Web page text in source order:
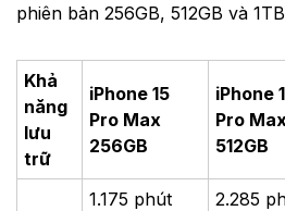
phiên bản 256GB, 512GB và
Khả
năng
lưu
trữ
iPhone 15
Pro Max
256GB
iPhone
Pro Max
512GB
1.175 phút
2.285